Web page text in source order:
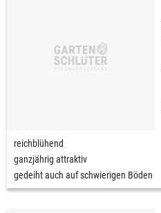
reichblühend
ganzjährig attraktiv
gedeiht auch auf schwierigen Böden